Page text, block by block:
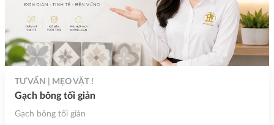
TƯ VẤN | MẸO VẶT !
Gạch bông tối giản
Gạch bông tối giản